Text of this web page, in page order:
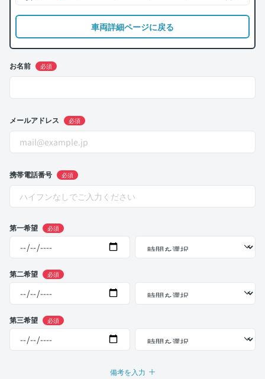
車両詳細ページに戻る
お名前 必須
メールアドレス 必須
携帯電話番号 必須
第一希望 必須
第二希望 必須
第三希望 必須
備考を入力